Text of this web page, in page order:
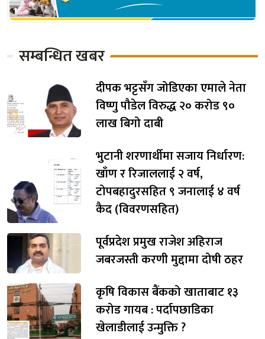
सम्बन्धित खबर
दीपक भट्टसँग जोडिएका एमाले नेता
विष्णु पौडेल विरुद्ध २० करोड ९०
लाख बिगो दाबी
भुटानी शरणार्थीमा सजाय निर्धारण:
खाँण र रिजाललाई २ वर्ष,
टोपबहादुरसहित ९ जनालाई ४ वर्ष
कैद (विवरणसहित)
पूर्वप्रदेश प्रमुख राजेश अहिराज
जबरजस्ती करणी मुद्दामा दोषी ठहर
कृषि विकास बैंकको खाताबाट १३
करोड गायब : पर्दापछाडिका
खेलाडीलाई उन्मुक्ति ?